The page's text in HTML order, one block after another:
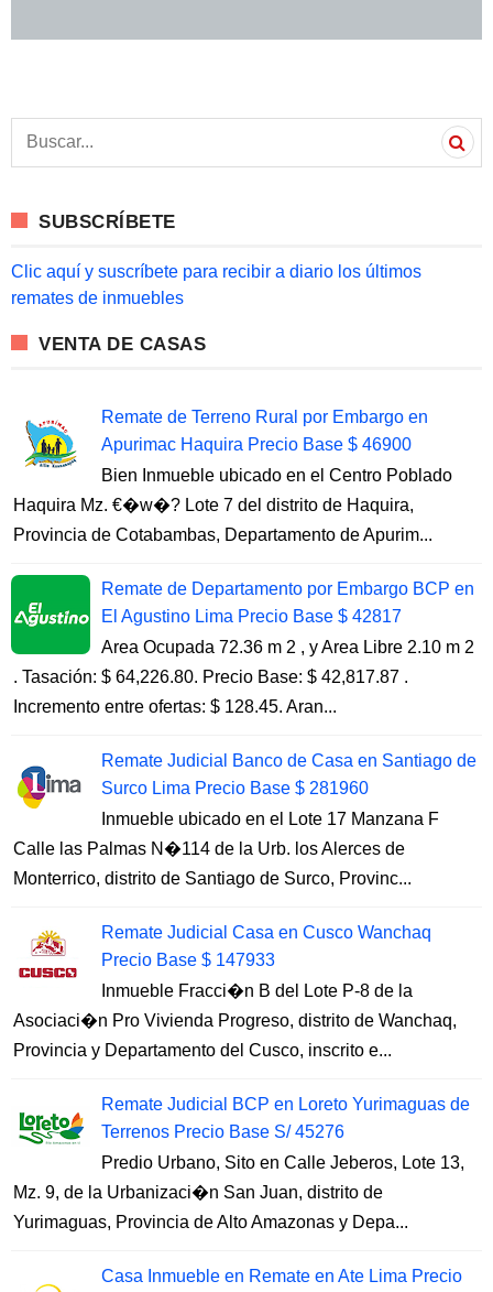
a
h
o
:
SUBSCRÍBETE
Clic aquí y suscríbete para recibir a diario los últimos
remates de inmuebles
VENTA DE CASAS
Remate de Terreno Rural por Embargo en
Apurimac Haquira Precio Base $ 46900
Bien Inmueble ubicado en el Centro Poblado
Haquira Mz. €�w�? Lote 7 del distrito de Haquira,
Provincia de Cotabambas, Departamento de Apurim...
Remate de Departamento por Embargo BCP en
El Agustino Lima Precio Base $ 42817
Area Ocupada 72.36 m 2 , y Area Libre 2.10 m 2
. Tasación: $ 64,226.80. Precio Base: $ 42,817.87 .
Incremento entre ofertas: $ 128.45. Aran...
Remate Judicial Banco de Casa en Santiago de
Surco Lima Precio Base $ 281960
Inmueble ubicado en el Lote 17 Manzana F
Calle las Palmas N�114 de la Urb. los Alerces de
Monterrico, distrito de Santiago de Surco, Provinc...
Remate Judicial Casa en Cusco Wanchaq
Precio Base $ 147933
Inmueble Fracci�n B del Lote P-8 de la
Asociaci�n Pro Vivienda Progreso, distrito de Wanchaq,
Provincia y Departamento del Cusco, inscrito e...
Remate Judicial BCP en Loreto Yurimaguas de
Terrenos Precio Base S/ 45276
Predio Urbano, Sito en Calle Jeberos, Lote 13,
Mz. 9, de la Urbanizaci�n San Juan, distrito de
Yurimaguas, Provincia de Alto Amazonas y Depa...
Casa Inmueble en Remate en Ate Lima Precio